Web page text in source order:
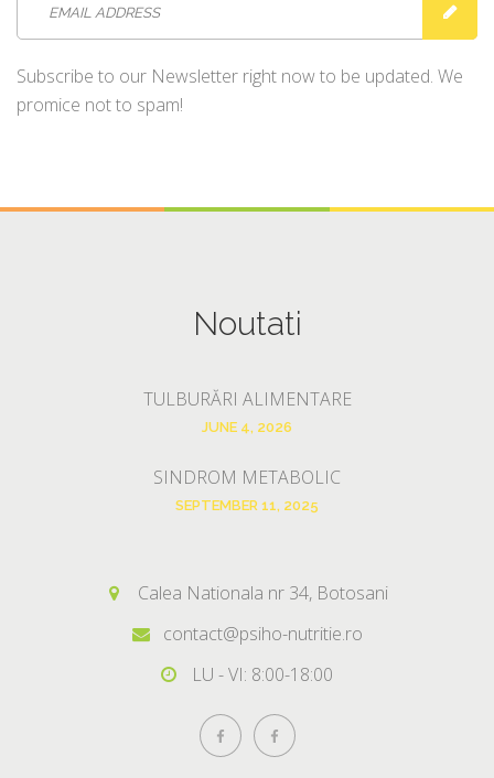
Subscribe to our Newsletter right now to be updated. We
promice not to spam!
Noutati
TULBURĂRI ALIMENTARE
JUNE 4, 2026
SINDROM METABOLIC
SEPTEMBER 11, 2025
Calea Nationala nr 34, Botosani
contact@psiho-nutritie.ro
LU - VI: 8:00-18:00